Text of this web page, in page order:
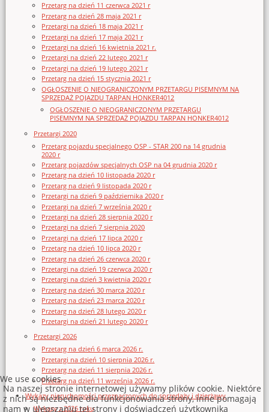
Przetarg na dzień 11 czerwca 2021 r
Przetarg na dzień 28 maja 2021 r
Przetargi na dzień 18 maja 2021 r
Przetargi na dzień 17 maja 2021 r
Przetargi na dzień 16 kwietnia 2021 r.
Przetargi na dzień 22 lutego 2021 r
Przetargi na dzień 19 lutego 2021 r
Przetarg na dzień 15 stycznia 2021 r
OGŁOSZENIE O NIEOGRANICZONYM PRZETARGU PISEMNYM NA
SPRZEDAŻ POJAZDU TARPAN HONKER4012
OGŁOSZENIE O NIEOGRANICZONYM PRZETARGU
PISEMNYM NA SPRZEDAŻ POJAZDU TARPAN HONKER4012
Przetargi 2020
Przetarg pojazdu specjalnego OSP - STAR 200 na 14 grudnia
2020 r
Przetarg pojazdów specjalnych OSP na 04 grudnia 2020 r
Przetarg na dzień 10 listopada 2020 r
Przetarg na dzień 9 listopada 2020 r
Przetargi na dzień 9 października 2020 r
Przetargi na dzień 7 września 2020 r
Przetargi na dzień 28 sierpnia 2020 r
Przetargi na dzień 7 sierpnia 2020
Przetargi na dzień 17 lipca 2020 r
Przetarg na dzień 10 lipca 2020 r
Przetarg na dzień 26 czerwca 2020 r
Przetargi na dzień 19 czerwca 2020 r
Przetargi na dzień 3 kwietnia 2020 r
Przetarg na dzień 30 marca 2020 r
Przetarg na dzień 23 marca 2020 r
Przetarg na dzień 28 lutego 2020 r
Przetargi na dzień 21 lutego 2020 r
Przetargi 2026
Przetarg na dzień 6 marca 2026 r.
Przetargi na dzień 10 sierpnia 2026 r.
Przetarg na dzień 11 sierpnia 2026 r.
Przetarg na dzień 11 września 2026 r.
Wykazy nieruchomości przeznaczonych do sprzedaży i dzierżawy
Wykazy z 2026 roku
We use cookies
Na naszej stronie internetowej używamy plików cookie. Niektóre
z nich są niezbędne dla funkcjonowania strony, inne pomagają
nam w ulepszaniu tej strony i doświadczeń użytkownika